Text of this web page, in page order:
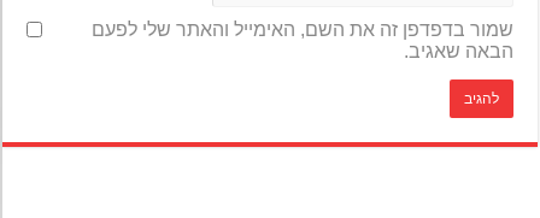
שמור בדפדפן זה את השם, האימייל והאתר שלי לפעם
הבאה שאגיב.